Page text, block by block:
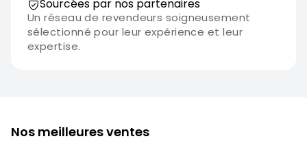
Sourcées par nos partenaires
Un réseau de revendeurs soigneusement
sélectionné pour leur expérience et leur
expertise.
Nos meilleures ventes